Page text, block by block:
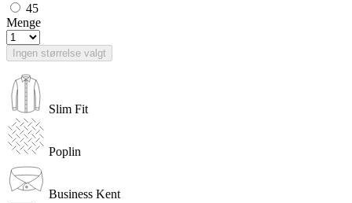
45
Menge
Ingen størrelse valgt
Slim Fit
Poplin
Business Kent